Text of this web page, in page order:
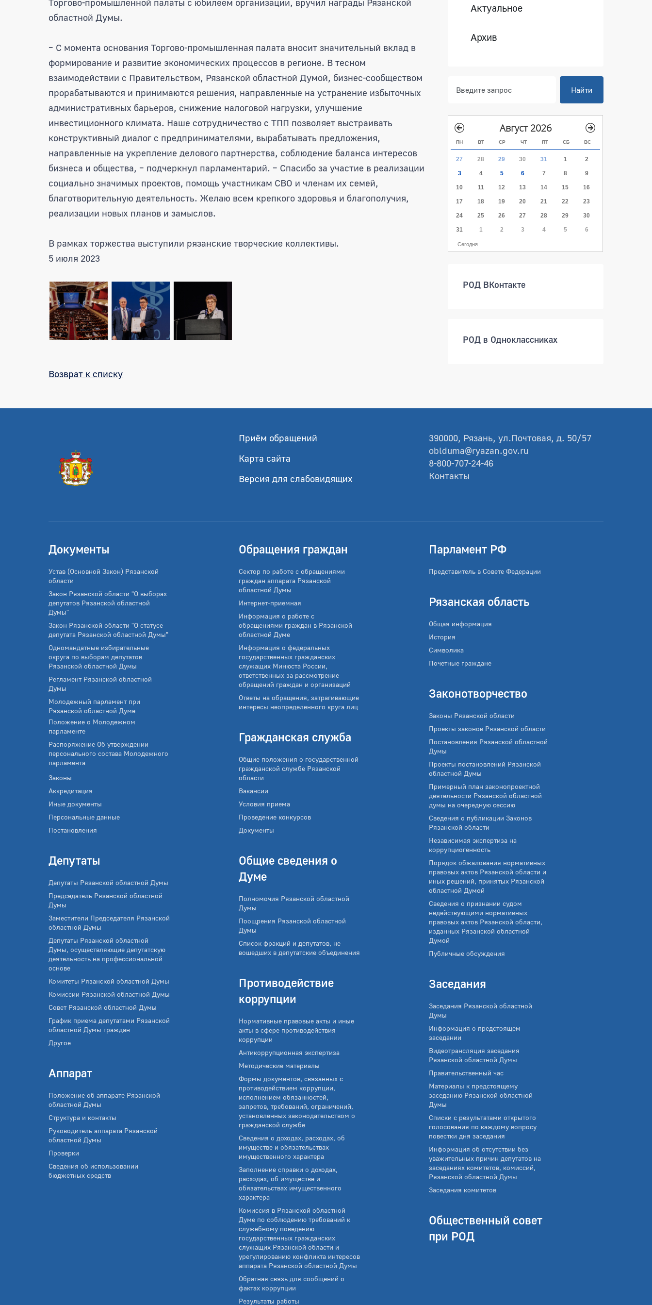
областной Думы.
– С момента основания Торгово-промышленная палата вносит значительный вклад в
формирование и развитие экономических процессов в регионе. В тесном
взаимодействии с Правительством, Рязанской областной Думой, бизнес-сообществом
прорабатываются и принимаются решения, направленные на устранение избыточных
административных барьеров, снижение налоговой нагрузки, улучшение
инвестиционного климата. Наше сотрудничество с ТПП позволяет выстраивать
конструктивный диалог с предпринимателями, вырабатывать предложения,
направленные на укрепление делового партнерства, соблюдение баланса интересов
бизнеса и общества, – подчеркнул парламентарий. – Спасибо за участие в реализации
социально значимых проектов, помощь участникам СВО и членам их семей,
благотворительную деятельность. Желаю всем крепкого здоровья и благополучия,
реализации новых планов и замыслов.
В рамках торжества выступили рязанские творческие коллективы.
5 июля 2023
Возврат к списку
Актуальное
Архив
Найти
Август 2026
ПН ВТ СР ЧТ ПТ СБ ВС
27 28 29 30 31 1 2
3 4 5 6 7 8 9
10 11 12 13 14 15 16
17 18 19 20 21 22 23
24 25 26 27 28 29 30
31 1 2 3 4 5 6
Сегодня
РОД ВКонтакте
РОД в Одноклассниках
Приём обращений
Карта сайта
Версия для слабовидящих
390000, Рязань, ул.Почтовая, д. 50/57
oblduma@ryazan.gov.ru
8-800-707-24-46
Контакты
Документы
Устав (Основной Закон) Рязанской
области
Закон Рязанской области "О выборах
депутатов Рязанской областной
Думы"
Закон Рязанской области "О статусе
депутата Рязанской областной Думы"
Одномандатные избирательные
округа по выборам депутатов
Рязанской областной Думы
Регламент Рязанской областной
Думы
Молодежный парламент при
Рязанской областной Думе
Положение о Молодежном
парламенте
Распоряжение Об утверждении
персонального состава Молодежного
парламента
Законы
Аккредитация
Иные документы
Персональные данные
Постановления
Депутаты
Депутаты Рязанской областной Думы
Председатель Рязанской областной
Думы
Заместители Председателя Рязанской
областной Думы
Депутаты Рязанской областной
Думы, осуществляющие депутатскую
деятельность на профессиональной
основе
Комитеты Рязанской областной Думы
Комиссии Рязанской областной Думы
Совет Рязанской областной Думы
График приема депутатами Рязанской
областной Думы граждан
Другое
Аппарат
Положение об аппарате Рязанской
областной Думы
Структура и контакты
Руководитель аппарата Рязанской
областной Думы
Проверки
Сведения об использовании
бюджетных средств
Обращения граждан
Сектор по работе с обращениями
граждан аппарата Рязанской
областной Думы
Интернет-приемная
Информация о работе с
обращениями граждан в Рязанской
областной Думе
Информация о федеральных
государственных гражданских
служащих Минюста России,
ответственных за рассмотрение
обращений граждан и организаций
Ответы на обращения, затрагивающие
интересы неопределенного круга лиц
Гражданская служба
Общие положения о государственной
гражданской службе Рязанской
области
Вакансии
Условия приема
Проведение конкурсов
Документы
Общие сведения о
Думе
Полномочия Рязанской областной
Думы
Поощрения Рязанской областной
Думы
Список фракций и депутатов, не
вошедших в депутатские объединения
Противодействие
коррупции
Нормативные правовые акты и иные
акты в сфере противодействия
коррупции
Антикоррупционная экспертиза
Методические материалы
Формы документов, связанных с
противодействием коррупции,
исполнением обязанностей,
запретов, требований, ограничений,
установленных законодательством о
гражданской службе
Сведения о доходах, расходах, об
имуществе и обязательствах
имущественного характера
Заполнение справки о доходах,
расходах, об имуществе и
обязательствах имущественного
характера
Комиссия в Рязанской областной
Думе по соблюдению требований к
служебному поведению
государственных гражданских
служащих Рязанской области и
урегулированию конфликта интересов
аппарата Рязанской областной Думы
Обратная связь для сообщений о
фактах коррупции
Результаты работы
Парламент РФ
Представитель в Совете Федерации
Рязанская область
Общая информация
История
Символика
Почетные граждане
Законотворчество
Законы Рязанской области
Проекты законов Рязанской области
Постановления Рязанской областной
Думы
Проекты постановлений Рязанской
областной Думы
Примерный план законопроектной
деятельности Рязанской областной
думы на очередную сессию
Сведения о публикации Законов
Рязанской области
Независимая экспертиза на
коррупциогенность
Порядок обжалования нормативных
правовых актов Рязанской области и
иных решений, принятых Рязанской
областной Думой
Сведения о признании судом
недействующими нормативных
правовых актов Рязанской области,
изданных Рязанской областной
Думой
Публичные обсуждения
Заседания
Заседания Рязанской областной
Думы
Информация о предстоящем
заседании
Видеотрансляция заседания
Рязанской областной Думы
Правительственный час
Материалы к предстоящему
заседанию Рязанской областной
Думы
Списки с результатами открытого
голосования по каждому вопросу
повестки дня заседания
Информация об отсутствии без
уважительных причин депутатов на
заседаниях комитетов, комиссий,
Рязанской областной Думы
Заседания комитетов
Общественный совет
при РОД